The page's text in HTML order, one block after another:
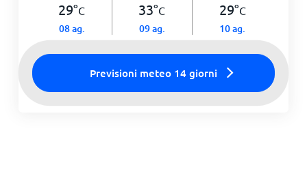
29°C
08 ag.
33°C
09 ag.
29°C
10 ag.
Previsioni meteo 14 giorni